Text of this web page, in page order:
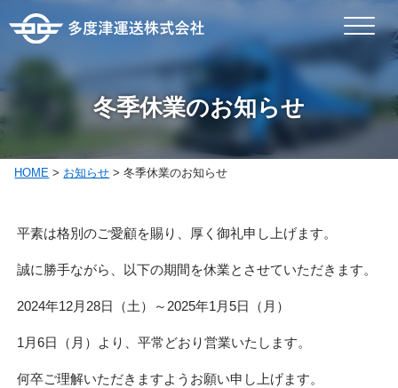
冬季休業のお知らせ
HOME > お知らせ >冬季休業のお知らせ
平素は格別のご愛顧を賜り、厚く御礼申し上げます。
誠に勝手ながら、以下の期間を休業とさせていただきます。
2024年12月28日（土）～2025年1月5日（月）
1月6日（月）より、平常どおり営業いたします。
何卒ご理解いただきますようお願い申し上げます。